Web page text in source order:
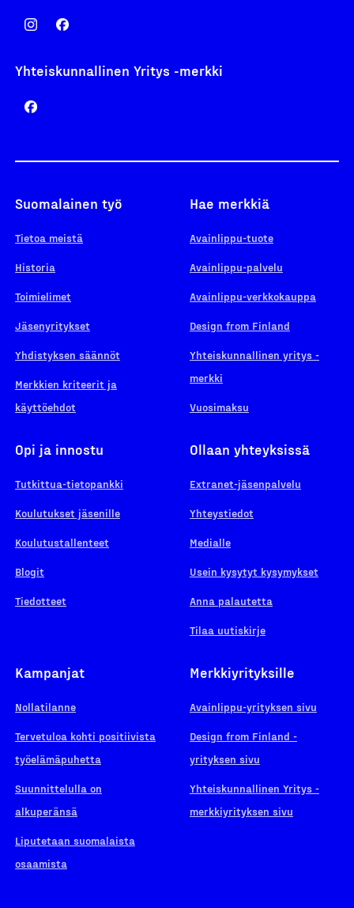
Yhteiskunnallinen Yritys -merkki
Suomalainen työ
Tietoa meistä
Historia
Toimielimet
Jäsenyritykset
Yhdistyksen säännöt
Merkkien kriteerit ja
käyttöehdot
Hae merkkiä
Avainlippu-tuote
Avainlippu-palvelu
Avainlippu-verkkokauppa
Design from Finland
Yhteiskunnallinen yritys -
merkki
Vuosimaksu
Opi ja innostu
Tutkittua-tietopankki
Koulutukset jäsenille
Koulutustallenteet
Blogit
Tiedotteet
Ollaan yhteyksissä
Extranet-jäsenpalvelu
Yhteystiedot
Medialle
Usein kysytyt kysymykset
Anna palautetta
Tilaa uutiskirje
Kampanjat
Nollatilanne
Tervetuloa kohti positiivista
työelämäpuhetta
Suunnittelulla on
alkuperänsä
Liputetaan suomalaista
osaamista
Merkkiyrityksille
Avainlippu-yrityksen sivu
Design from Finland -
yrityksen sivu
Yhteiskunnallinen Yritys -
merkkiyrityksen sivu